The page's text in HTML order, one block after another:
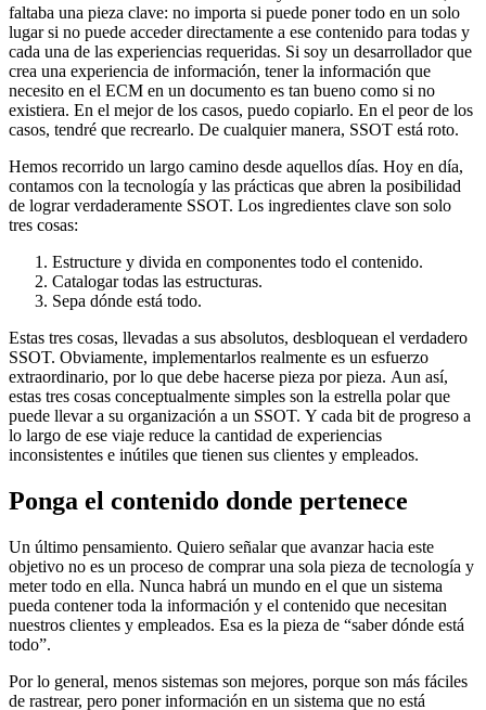
faltaba una pieza clave: no importa si puede poner todo en un solo
lugar si no puede acceder directamente a ese contenido para todas y
cada una de las experiencias requeridas. Si soy un desarrollador que
crea una experiencia de información, tener la información que
necesito en el ECM en un documento es tan bueno como si no
existiera. En el mejor de los casos, puedo copiarlo. En el peor de los
casos, tendré que recrearlo. De cualquier manera, SSOT está roto.
Hemos recorrido un largo camino desde aquellos días. Hoy en día,
contamos con la tecnología y las prácticas que abren la posibilidad
de lograr verdaderamente SSOT. Los ingredientes clave son solo
tres cosas:
Estructure y divida en componentes todo el contenido.
Catalogar todas las estructuras.
Sepa dónde está todo.
Estas tres cosas, llevadas a sus absolutos, desbloquean el verdadero
SSOT. Obviamente, implementarlos realmente es un esfuerzo
extraordinario, por lo que debe hacerse pieza por pieza. Aun así,
estas tres cosas conceptualmente simples son la estrella polar que
puede llevar a su organización a un SSOT. Y cada bit de progreso a
lo largo de ese viaje reduce la cantidad de experiencias
inconsistentes e inútiles que tienen sus clientes y empleados.
Ponga el contenido donde pertenece
Un último pensamiento. Quiero señalar que avanzar hacia este
objetivo no es un proceso de comprar una sola pieza de tecnología y
meter todo en ella. Nunca habrá un mundo en el que un sistema
pueda contener toda la información y el contenido que necesitan
nuestros clientes y empleados. Esa es la pieza de “saber dónde está
todo”.
Por lo general, menos sistemas son mejores, porque son más fáciles
de rastrear, pero poner información en un sistema que no está